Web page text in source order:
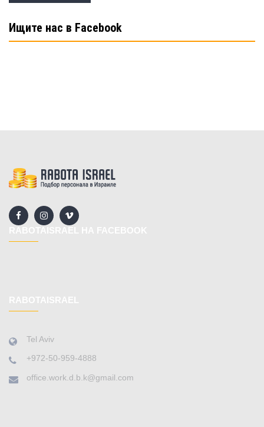
Ищите нас в Facebook
Tel Aviv
+972-50-959-4888
office.work.d.b.k@gmail.com